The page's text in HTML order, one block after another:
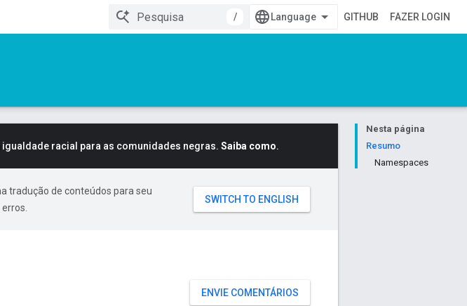
/
GITHUB FAZER LOGIN
Nesta página
Resumo
Namespaces
racial para as comunidades negras. Saiba como.
tradução de conteúdos para seu
ENVIE COMENTÁRIOS